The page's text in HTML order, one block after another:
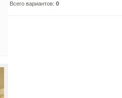
Всего вариантов: 0